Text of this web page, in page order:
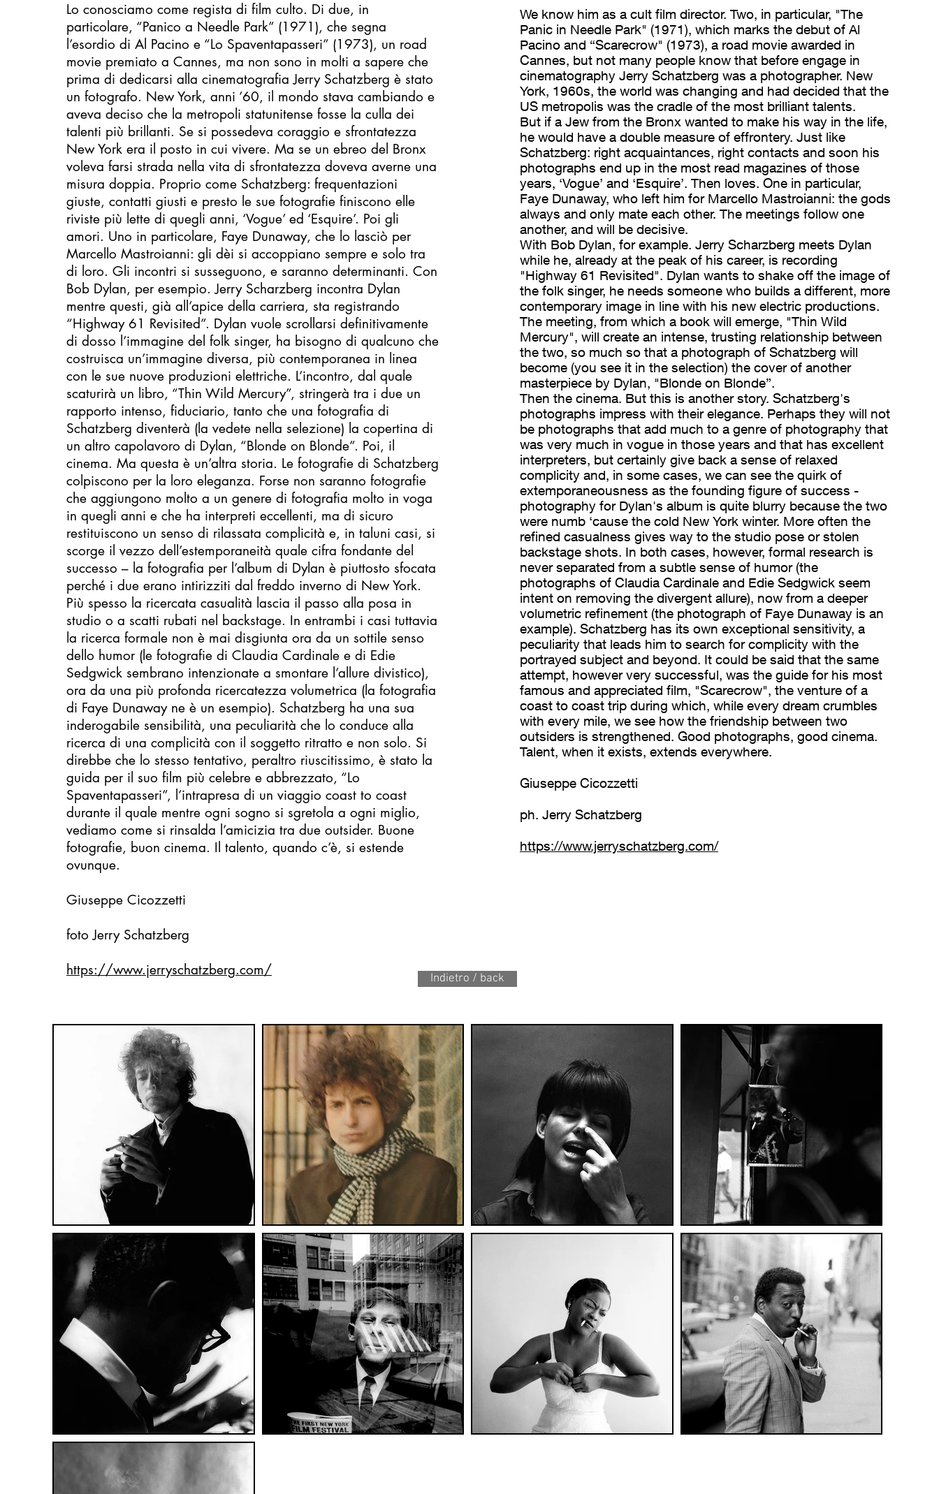
Lo conosciamo come regista di film culto. Di due, in
particolare, “Panico a Needle Park” (1971), che segna
l’esordio di Al Pacino e “Lo Spaventapasseri” (1973), un road
movie premiato a Cannes, ma non sono in molti a sapere che
prima di dedicarsi alla cinematografia Jerry Schatzberg è stato
un fotografo. New York, anni ’60, il mondo stava cambiando e
aveva deciso che la metropoli statunitense fosse la culla dei
talenti più brillanti. Se si possedeva coraggio e sfrontatezza
New York era il posto in cui vivere. Ma se un ebreo del Bronx
voleva farsi strada nella vita di sfrontatezza doveva averne una
misura doppia. Proprio come Schatzberg: frequentazioni
giuste, contatti giusti e presto le sue fotografie finiscono elle
riviste più lette di quegli anni, ‘Vogue’ ed ‘Esquire’. Poi gli
amori. Uno in particolare, Faye Dunaway, che lo lasciò per
Marcello Mastroianni: gli dèi si accoppiano sempre e solo tra
di loro. Gli incontri si susseguono, e saranno determinanti. Con
Bob Dylan, per esempio. Jerry Scharzberg incontra Dylan
mentre questi, già all’apice della carriera, sta registrando
“Highway 61 Revisited”. Dylan vuole scrollarsi definitivamente
di dosso l’immagine del folk singer, ha bisogno di qualcuno che
costruisca un’immagine diversa, più contemporanea in linea
con le sue nuove produzioni elettriche. L’incontro, dal quale
scaturirà un libro, “Thin Wild Mercury”, stringerà tra i due un
rapporto intenso, fiduciario, tanto che una fotografia di
Schatzberg diventerà (la vedete nella selezione) la copertina di
un altro capolavoro di Dylan, “Blonde on Blonde”. Poi, il
cinema. Ma questa è un’altra storia. Le fotografie di Schatzberg
colpiscono per la loro eleganza. Forse non saranno fotografie
che aggiungono molto a un genere di fotografia molto in voga
in quegli anni e che ha interpreti eccellenti, ma di sicuro
restituiscono un senso di rilassata complicità e, in taluni casi, si
scorge il vezzo dell’estemporaneità quale cifra fondante del
successo – la fotografia per l’album di Dylan è piuttosto sfocata
perché i due erano intirizziti dal freddo inverno di New York.
Più spesso la ricercata casualità lascia il passo alla posa in
studio o a scatti rubati nel backstage. In entrambi i casi tuttavia
la ricerca formale non è mai disgiunta ora da un sottile senso
dello humor (le fotografie di Claudia Cardinale e di Edie
Sedgwick sembrano intenzionate a smontare l’allure divistico),
ora da una più profonda ricercatezza volumetrica (la fotografia
di Faye Dunaway ne è un esempio). Schatzberg ha una sua
inderogabile sensibilità, una peculiarità che lo conduce alla
ricerca di una complicità con il soggetto ritratto e non solo. Si
direbbe che lo stesso tentativo, peraltro riuscitissimo, è stato la
guida per il suo film più celebre e abbrezzato, “Lo
Spaventapasseri”, l’intrapresa di un viaggio coast to coast
durante il quale mentre ogni sogno si sgretola a ogni miglio,
vediamo come si rinsalda l’amicizia tra due outsider. Buone
fotografie, buon cinema. Il talento, quando c’è, si estende
ovunque.
Giuseppe Cicozzetti
foto Jerry Schatzberg
https://www.jerryschatzberg.com/
Indietro / back
We know him as a cult film director. Two, in particular, "The
Panic in Needle Park" (1971), which marks the debut of Al
Pacino and “Scarecrow" (1973), a road movie awarded in
Cannes, but not many people know that before engage in
cinematography Jerry Schatzberg was a photographer. New
York, 1960s, the world was changing and had decided that the
US metropolis was the cradle of the most brilliant talents.
But if a Jew from the Bronx wanted to make his way in the life,
he would have a double measure of effrontery. Just like
Schatzberg: right acquaintances, right contacts and soon his
photographs end up in the most read magazines of those
years, ‘Vogue’ and ‘Esquire’. Then loves. One in particular,
Faye Dunaway, who left him for Marcello Mastroianni: the gods
always and only mate each other. The meetings follow one
another, and will be decisive.
With Bob Dylan, for example. Jerry Scharzberg meets Dylan
while he, already at the peak of his career, is recording
"Highway 61 Revisited". Dylan wants to shake off the image of
the folk singer, he needs someone who builds a different, more
contemporary image in line with his new electric productions.
The meeting, from which a book will emerge, "Thin Wild
Mercury", will create an intense, trusting relationship between
the two, so much so that a photograph of Schatzberg will
become (you see it in the selection) the cover of another
masterpiece by Dylan, "Blonde on Blonde”.
Then the cinema. But this is another story. Schatzberg's
photographs impress with their elegance. Perhaps they will not
be photographs that add much to a genre of photography that
was very much in vogue in those years and that has excellent
interpreters, but certainly give back a sense of relaxed
complicity and, in some cases, we can see the quirk of
extemporaneousness as the founding figure of success -
photography for Dylan's album is quite blurry because the two
were numb ‘cause the cold New York winter. More often the
refined casualness gives way to the studio pose or stolen
backstage shots. In both cases, however, formal research is
never separated from a subtle sense of humor (the
photographs of Claudia Cardinale and Edie Sedgwick seem
intent on removing the divergent allure), now from a deeper
volumetric refinement (the photograph of Faye Dunaway is an
example). Schatzberg has its own exceptional sensitivity, a
peculiarity that leads him to search for complicity with the
portrayed subject and beyond. It could be said that the same
attempt, however very successful, was the guide for his most
famous and appreciated film, "Scarecrow", the venture of a
coast to coast trip during which, while every dream crumbles
with every mile, we see how the friendship between two
outsiders is strengthened. Good photographs, good cinema.
Talent, when it exists, extends everywhere.
Giuseppe Cicozzetti
ph. Jerry Schatzberg
https://www.jerryschatzberg.com/